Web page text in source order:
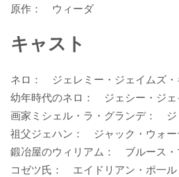
原作： ウィーダ
キャスト
ネロ： ジェレミー・ジェイムズ・
幼年時代のネロ： ジェシー・ジェ
画家ミシェル・ラ・グランデ： ジ
祖父ジェハン： ジャック・ウォー
鍛冶屋のウィリアム： ブルース・
コゼツ氏： エイドリアン・ポ一ル